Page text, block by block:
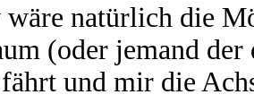
natürlich die
(oder jemand
und mir die